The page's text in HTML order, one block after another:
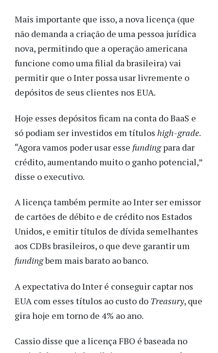
Mais importante que isso, a nova licença (que
não demanda a criação de uma pessoa jurídica
nova, permitindo que a operação americana
funcione como uma filial da brasileira) vai
permitir que o Inter possa usar livremente o
depósitos de seus clientes nos EUA.
Hoje esses depósitos ficam na conta do BaaS e
só podiam ser investidos em títulos high-grade.
“Agora vamos poder usar esse fundingpara dar
crédito, aumentando muito o ganho potencial,”
disse o executivo.
A licença também permite ao Inter ser emissor
de cartões de débito e de crédito nos Estados
Unidos, e emitir títulos de dívida semelhantes
aos CDBs brasileiros, o que deve garantir um
fundingbem mais barato ao banco.
A expectativa do Inter é conseguir captar nos
EUA com esses títulos ao custo do Treasury, que
gira hoje em torno de 4% ao ano.
Cassio disse que a licença FBO é baseada no